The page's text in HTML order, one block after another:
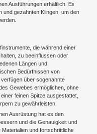
Ausführungen erhältlich. Es
und gezahnten Klingen, um den
die während einer
zu beeinflussen oder
Längen und
Bedürfnissen von
über sogenannte
Gewebes ermöglichen, ohne
feinen Spitze ausgestattet,
zu gewährleisten.
Ausrüstung hat es den
und die Genauigkeit und
und fortschrittliche